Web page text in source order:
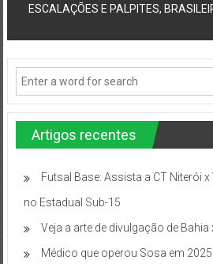
ESCALAÇÕES E PALPITES,
Artigos recentes
Futsal Base: Assista a CT Niterói
no Estadual Sub-15
Veja a arte de divulgação de Bahia
Médico que operou Sosa em